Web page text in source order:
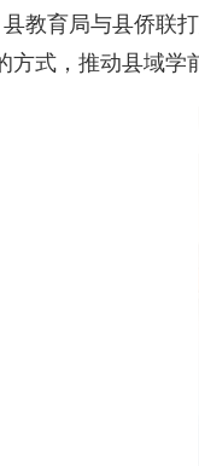
育局与县侨联打
方式，推动县域学